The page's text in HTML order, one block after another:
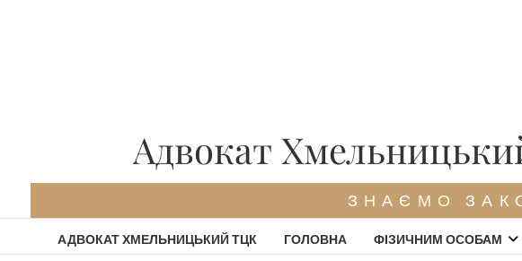
Адвокат
ЗНАЄМО
АДВОКАТ ХМЕЛЬНИЦЬКИЙ ТЦК ГОЛОВНА ФІЗИЧНИМ ОСОБАМ